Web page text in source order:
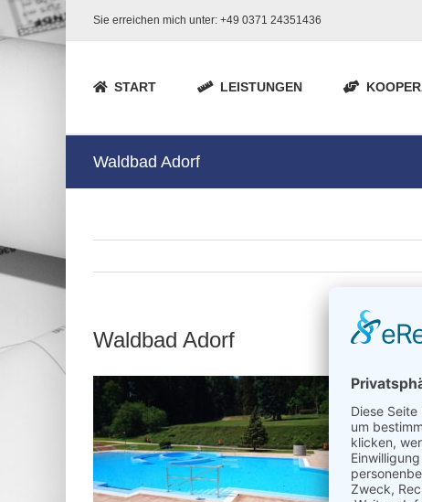
Zum
Inhalt
springen
Sie erreichen mich unter: +49 0371 24351436
START LEISTUNGEN
Waldbad Adorf
Waldbad Adorf